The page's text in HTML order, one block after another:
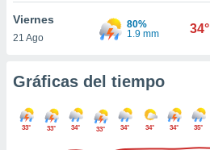
IP
de
traten tus
a lo que
Viernes
21 Ago
80%
1.9 mm
34°
Gráficas del tiempo
33° 33° 34° 33° 34° 34° 34° 35°